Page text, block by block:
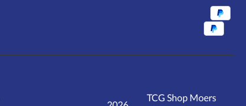
TCG Shop Moers